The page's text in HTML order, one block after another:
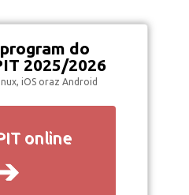
do
2025/2026
iOS oraz Android
online